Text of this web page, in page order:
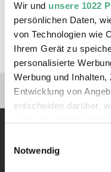
Wir und unsere 1022
persönlichen Daten,
von Technologien wie
Ihrem Gerät zu
personalisierte
Werbung und
Entwicklung von
entscheiden darüber,
Trigger Symbol ändern
Notwendig
ZUM ONLINE-SHOP